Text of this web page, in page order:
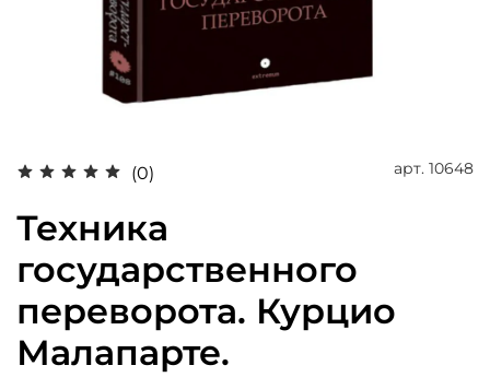
(0) арт. 10648
Техника
государственного
переворота. Курцио
Малапарте.